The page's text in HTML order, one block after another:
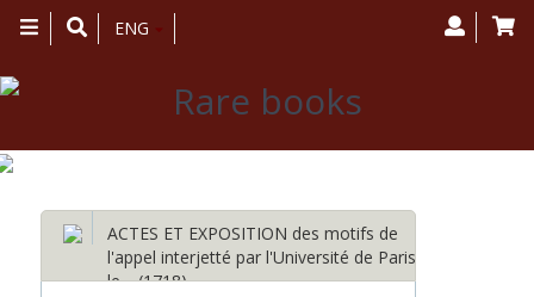
Toggle
navigation
ENG
ACTES ET EXPOSITION des motifs de
l'appel interjetté par l'Université de Paris
le… (1718)